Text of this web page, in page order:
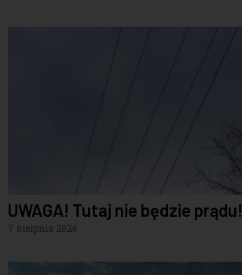
UWAGA! Tutaj nie będzie prądu!
7 sierpnia 2026